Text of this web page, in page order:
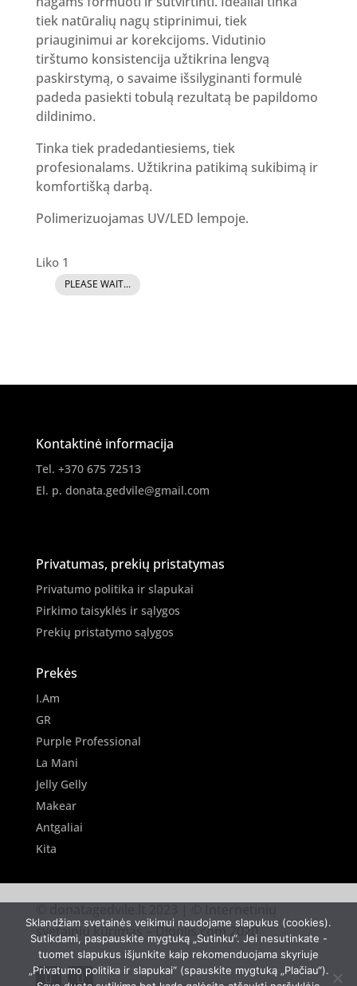
tiek natūralių nagų stiprinimui, tiek
priauginimui ar korekcijoms. Vidutinio
tirštumo konsistencija užtikrina lengvą
paskirstymą, o savaime išsilyginanti formulė
padeda pasiekti tobulą rezultatą be papildomo
dildinimo.
Tinka tiek pradedantiesiems, tiek
profesionalams. Užtikrina patikimą sukibimą ir
komfortišką darbą.
Polimerizuojamas UV/LED lempoje.
Liko 1
produkto
Nr.10
PLEASE WAIT...
Kontaktinė informacija
Tel. +370 675 72513
El. p. donata.gedvile@gmail.com
Privatumas, prekių pristatymas
Privatumo politika ir slapukai
Pirkimo taisyklės ir sąlygos
Prekių pristatymo sąlygos
Prekės
I.Am
GR
Purple Professional
La Mani
Jelly Gelly
Makear
Antgaliai
Kita
svetainių kūrimas –Dipolis.com2020
Sklandžiam svetainės veikimui naudojame slapukus (cookies).
Sutikdami, paspauskite mygtuką „Sutinku“. Jei nesutinkate -
tuomet slapukus išjunkite kaip rekomenduojama skyriuje
„Privatumo politika ir slapukai“ (spauskite mygtuką „Plačiau“).